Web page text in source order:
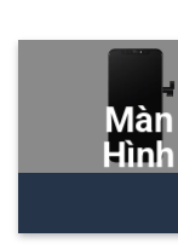
Màn
Hình